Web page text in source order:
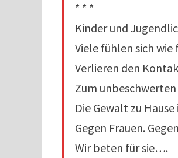
* * *
Kinder und
Viele fühlen sich
Verlieren den
Zum
Die Gewalt zu
Gegen Frauen.
Wir beten für sie….